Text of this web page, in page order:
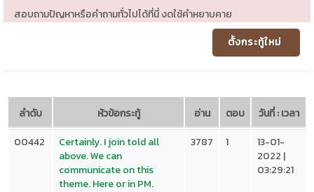
สอบถามปัญหาหรือคำถามทั่วไปได้ที่นี่ งดใช้คำหยาบคาย
ตั้งกระทู้ใหม่
ลำดับ หัวข้อกระทู้ อ่าน ตอบ
วันที่ : เวลา
00442
Certainly. I join told all
above. We can
communicate on this
theme. Here or in PM.
3787 1
13-01-
2022 |
03:29:21